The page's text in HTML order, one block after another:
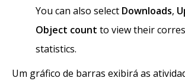
You can also select Downloads,
Object count to view their
statistics.
Um gráfico de barras exibirá as